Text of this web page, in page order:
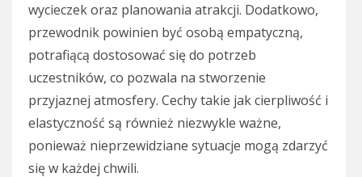
wycieczek oraz planowania atrakcji. Dodatkowo,
przewodnik powinien być osobą empatyczną,
potrafiącą dostosować się do potrzeb
uczestników, co pozwala na stworzenie
przyjaznej atmosfery. Cechy takie jak cierpliwość i
elastyczność są również niezwykle ważne,
ponieważ nieprzewidziane sytuacje mogą zdarzyć
się w każdej chwili.